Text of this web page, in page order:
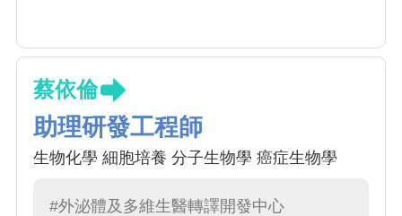
蔡依倫
助理研發工程師
生物化學 細胞培養 分子生物學 癌症生物學
#外泌體及多維生醫轉譯開發中心